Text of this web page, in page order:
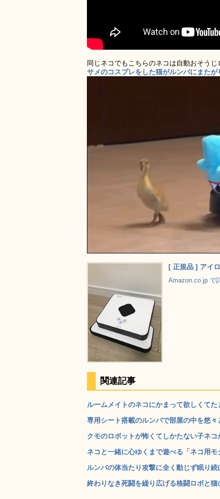
同じネコでもこちらのネコは自動おそう
サメのコスプレをした猫がルンバにまた
[ 正規品 ] アイ
Amazon.co.jp で
関連記事
ルームメイトのネコにかまって欲しくて
専用シート搭載のルンバで部屋の中を悠
クモのロボットが怖くてしかたない子ネ
ネコと一緒に心ゆくまで遊べる「ネコ用
ルンバの体当たり攻撃に全く動じず眠り
終わりなき死闘を繰り広げる格闘ロボと